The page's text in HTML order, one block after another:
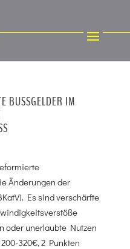
BUSSGELDER IM S
Änderungen der
Es sind verschärfte
oder unerlaubte Nutzen
320€, 2 Punkten